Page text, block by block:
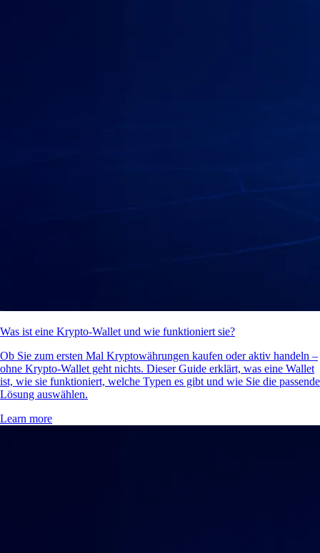
Was ist eine Krypto-Wallet und wie funktioniert sie?
Ob Sie zum ersten Mal Kryptowährungen kaufen oder aktiv handeln –
ohne Krypto-Wallet geht nichts. Dieser Guide erklärt, was eine Wallet
ist, wie sie funktioniert, welche Typen es gibt und wie Sie die passende
Lösung auswählen.
Learn more